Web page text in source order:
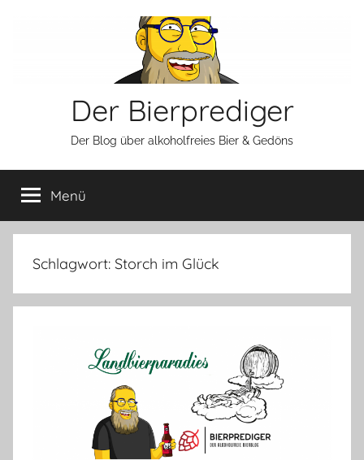
Der Bierprediger
Der Blog über alkoholfreies Bier & Gedöns
Menü
Schlagwort: Storch im Glück